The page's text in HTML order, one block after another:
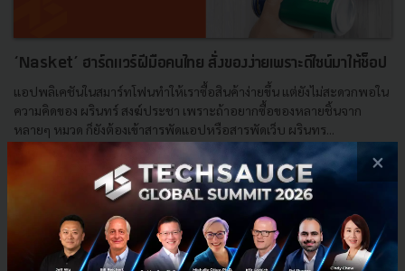
‘Nasket’ ฮาร์ดแวร์ฝีมือคนไทย สั่งของง่ายเพราะดีไซน์มาให้ช็อป
แอปพลิเคชันในสมาร์ทโฟนทำให้เราซื้อสินค้าง่ายขึ้น แต่ยังไม่สะดวกพอใน
ความคิดของ ผรินทร์ สงฆ์ประชา เพราะถ้าอยากซื้อของหลายชิ้นจาก
หลายๆ หมวด ก็ยังต้องเข้าสารพัดแอปหรือสารพัดเว็บ ผรินทร...
| ByTechsauce Team
Hardware Design
×